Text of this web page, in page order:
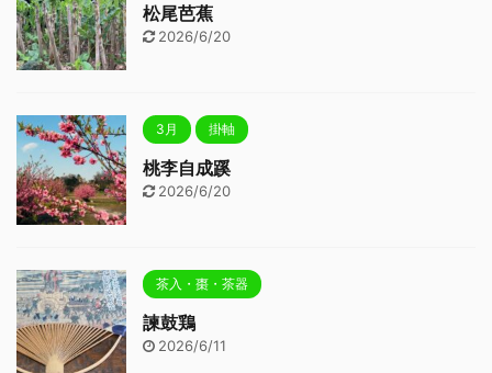
松尾芭蕉
2026/6/20
3月 掛軸
桃李自成蹊
2026/6/20
茶入・棗・茶器
諫鼓鶏
2026/6/11